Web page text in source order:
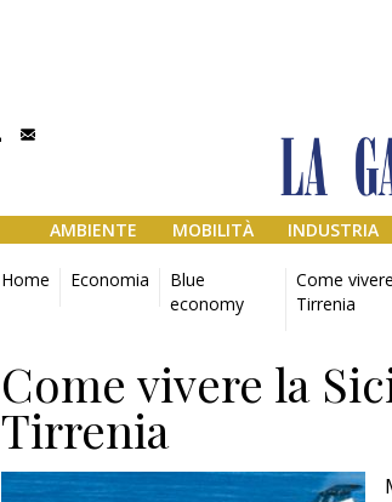
AMBIENTE MOBILITÀ INDUSTRIA
Home Economia
Blue
economy
Come
Tirrenia
Come vivere la
Tirrenia